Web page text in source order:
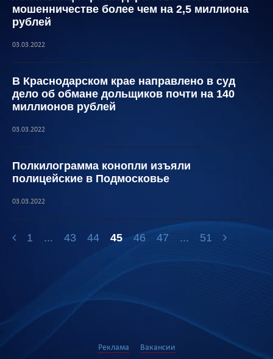
мошенничестве более чем на 2,5 миллиона
рублей
03.03.2022
В Краснодарском крае направлено в суд
дело об обмане дольщиков почти на 140
миллионов рублей
03.03.2022
Полкилограмма конопли изъяли
полицейские в Подмосковье
03.03.2022
1 ... 43 44 45 46 47 ... 51
Реклама Вакансии